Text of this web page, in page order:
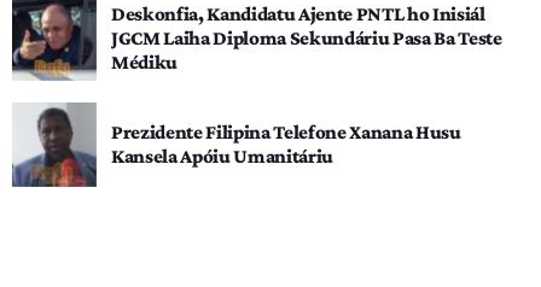
Deskonfia, Kandidatu Ajente PNTL ho Inisiál
JGCM Laiha Diploma Sekundáriu Pasa Ba Teste
Médiku
Prezidente Filipina Telefone Xanana Husu
Kansela Apóiu Umanitáriu